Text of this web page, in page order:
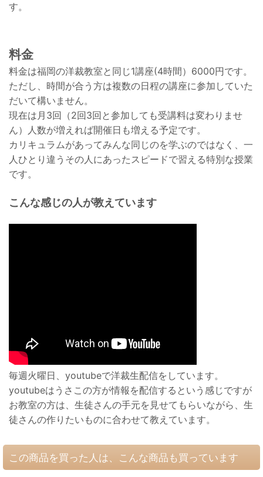
す。
料金
料金は福岡の洋裁教室と同じ1講座(4時間）6000円です。
ただし、時間が合う方は複数の日程の講座に参加していた
だいて構いません。
現在は月3回（2回3回と参加しても受講料は変わりませ
ん）人数が増えれば開催日も増える予定です。
カリキュラムがあってみんな同じのを学ぶのではなく、一
人ひとり違うその人にあったスピードで習える特別な授業
です。
こんな感じの人が教えています
毎週火曜日、youtubeで洋裁生配信をしています。
youtubeはうさこの方が情報を配信するという感じですが
お教室の方は、生徒さんの手元を見せてもらいながら、生
徒さんの作りたいものに合わせて教えています。
この商品を買った人は、こんな商品も買っています